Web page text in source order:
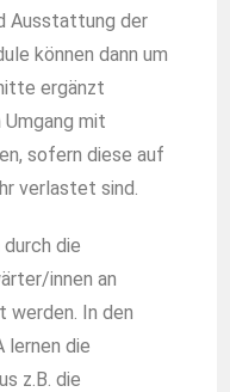
Ausstattung der
können dann um
ergänzt
mit
sofern diese auf
verlastet sind.
die
innen an
werden. In den
lernen die
z.B. die